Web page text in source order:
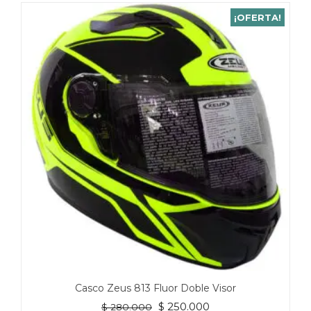
tiene
múltiples
variantes.
opciones
se
pueden
elegir
en
la
página
de
producto
¡OFERTA!
Casco Zeus 813 Fluor Doble Visor
$280.000 El
$ 250.000